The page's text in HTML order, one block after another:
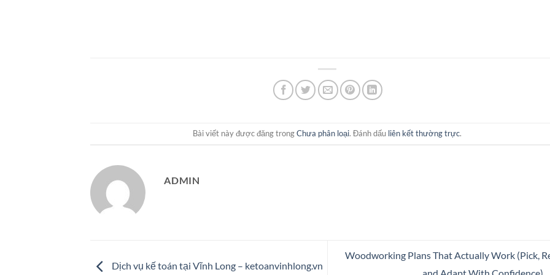
Bài viết này được đăng trongChưa phân loại. Đánh dấu liên kết thường trực.
ADMIN
Dịch vụ kế toán tại Vĩnh Long – ketoanvinhlong.vn
Woodworking Plans That Actually Work (Pick,